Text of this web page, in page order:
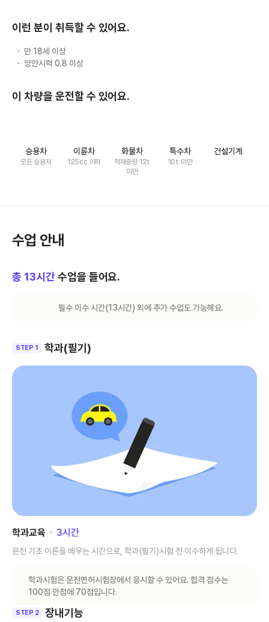
이런 분이 취득할 수 있어요.
만 18세 이상
양안시력 0.8 이상
이 차량을 운전할 수 있어요.
승용차
모든 승용차
이륜차
125cc 이하
화물차
적재중량 12t
미만
특수차
10t 미만
건설기계
수업 안내
총 13시간 수업을 들어요.
필수 이수 시간(13시간) 외에 추가 수업도 가능해요.
STEP 1 학과(필기)
학과교육 ･ 3시간
운전 기초 이론을 배우는 시간으로, 학과(필기)시험 전 이수하게 됩니다.
학과시험은 운전면허시험장에서 응시할 수 있어요. 합격 점수는
100점 만점에 70점입니다.
STEP 2 장내기능